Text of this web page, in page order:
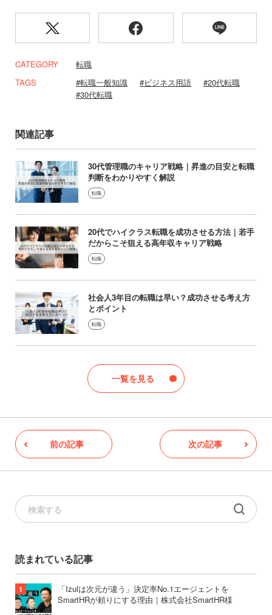
CATEGORY
転職
TAGS
転職一般知識 ビジネス用語
20代転職
30代転職
関連記事
30代管理職のキャリア戦略｜昇進の目安と転職
判断をわかりやすく解説
転職
20代でハイクラス転職を成功させる方法｜若手
だからこそ狙える高年収キャリア戦略
転職
社会人3年目の転職は早い？成功させる考え方
とポイント
転職
一覧を見る
前の記事 次の記事
読まれている記事
「Izulは次元が違う」決定率No.1エージェントを
SmartHRが頼りにする理由｜株式会社SmartHR様